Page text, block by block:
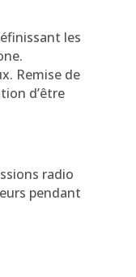
les
Remise de
d’être
radio
pendant